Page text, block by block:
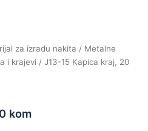
za izradu nakita / Metalne
i krajevi / J13-15 Kapica kraj, 20
kom